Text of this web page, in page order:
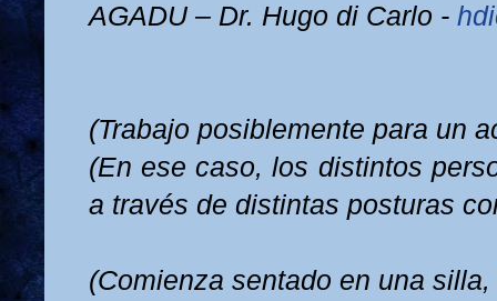
AGADU – Dr. Hugo di Carlo -
(Trabajo posiblemente para un
(En ese caso, los distintos
a través de distintas posturas
(Comienza sentado en una